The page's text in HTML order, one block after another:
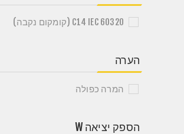
C14 IEC 60320 (קומקום נקבה)
הערה
המרה כפולה
הספק יציאה W